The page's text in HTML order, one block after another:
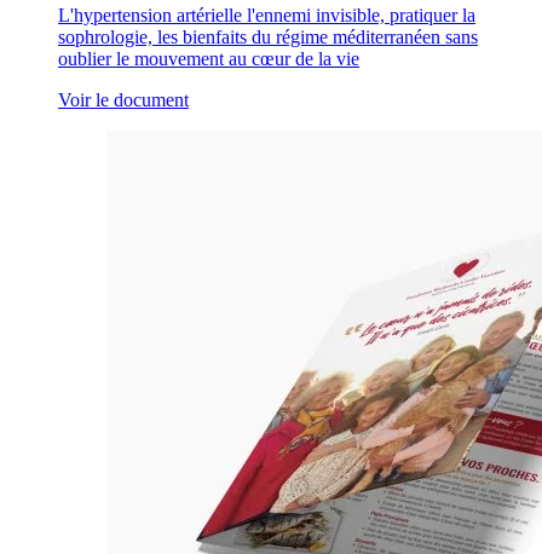
L'hypertension artérielle l'ennemi invisible, pratiquer la
sophrologie, les bienfaits du régime méditerranéen sans
oublier le mouvement au cœur de la vie
Voir le document